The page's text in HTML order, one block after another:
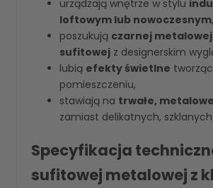
urządzają wnętrze w stylu
loftowym lub nowoczesnym,
poszukują czarnej
sufitowej z designerskim
lubią efekty świetlne
pomieszczeniu,
stawiają na trwałe,
zamiast delikatnych,
Specyfikacja
sufitowej metalowej z